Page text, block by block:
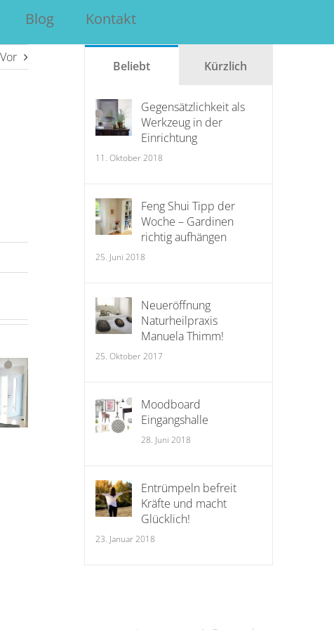
Blog Kontakt
Vor
Warum die
Ordnung
nach dem
Ausmisten
Harmonie
mit den fünf
Beliebt Kürzlich
Gegensätzlichkeit als
Werkzeug in der
Einrichtung
11. Oktober 2018
Feng Shui Tipp der
Woche – Gardinen
richtig aufhängen
25. Juni 2018
Neueröffnung
Naturheilpraxis
Manuela Thimm!
25. Oktober 2017
Moodboard
Eingangshalle
28. Juni 2018
Entrümpeln befreit
Kräfte und macht
Glücklich!
23. Januar 2018